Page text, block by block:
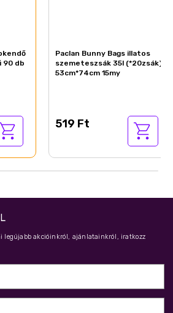
90 db
Paclan Bunny Bags illatos
szemeteszsák 35l (*20zsák)
53cm*74cm 15my
519 Ft
legújabb akcióinkról, ajánlatainkról, iratkozz